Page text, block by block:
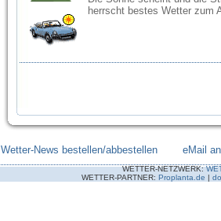
herrscht bestes Wetter zum
Wetter-News bestellen/abbestellen eMail
WETTER-NETZWERK:
WETTER-PARTNER: Proplanta.de |